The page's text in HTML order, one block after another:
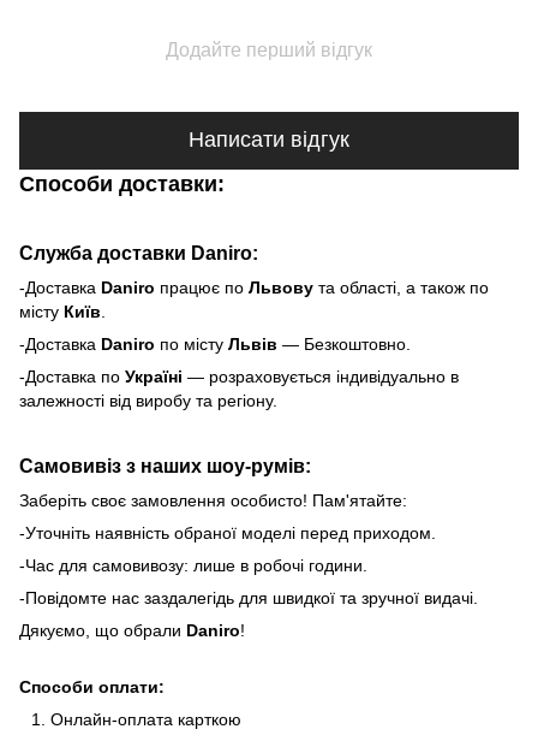
Додайте перший відгук
Написати відгук
Способи доставки:
Служба доставки Daniro:
-Доставка Daniro працює по Львову та області, а також по
місту Київ
-Доставка Daniro по місту Львів — Безкоштовно.
-Доставка по Україні — розраховується індивідуально в
залежності від виробу та регіону.
Самовивіз з наших шоу-румів:
Заберіть своє замовлення особисто! Пам'ятайте:
-Уточніть наявність обраної моделі перед приходом.
-Час для самовивозу: лише в робочі години.
-Повідомте нас заздалегідь для швидкої та зручної видачі.
Дякуємо, що обрали Daniro!
Способи оплати:
Онлайн-оплата карткою